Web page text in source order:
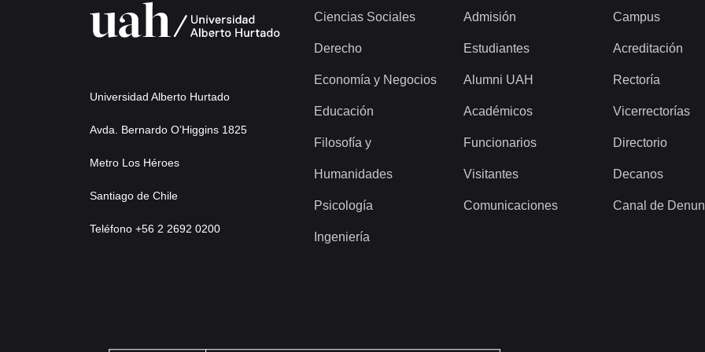
Universidad Alberto Hurtado
Avda. Bernardo O’Higgins 1825
Metro Los Héroes
Santiago de Chile
Teléfono +56 2 2692 0200
Ciencias Sociales
Derecho
Economía y Negocios
Educación
Filosofía y
Humanidades
Psicología
Ingeniería
Admisión
Estudiantes
Alumni UAH
Académicos
Funcionarios
Visitantes
Comunicaciones
Campus
Acreditación
Rectoría
Vicerrectorías
Directorio
Decanos
Canal de